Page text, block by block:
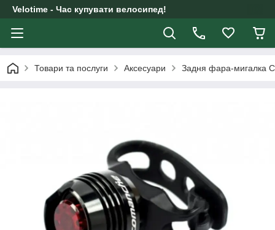
Velotime - Час купувати велосипед!
Товари та послуги Аксесуари Задня фара-мигалка